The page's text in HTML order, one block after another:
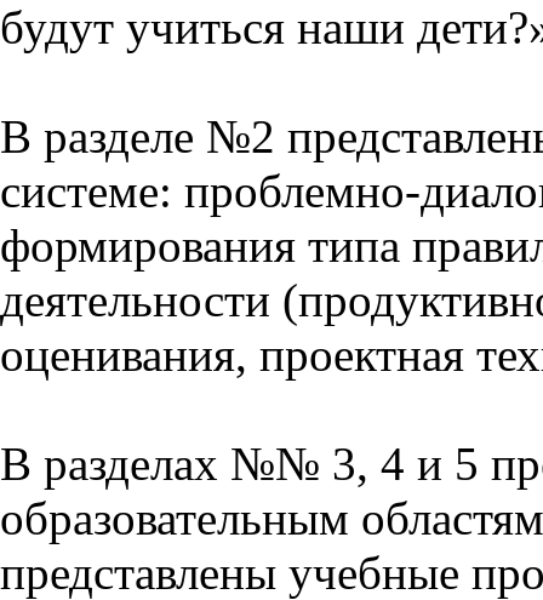
будут учиться наши
В разделе №2
системе: проблемно-
формирования типа
деятельности
оценивания, проектная
В разделах №№ 3, 4 и 5
образовательным
представлены учебные